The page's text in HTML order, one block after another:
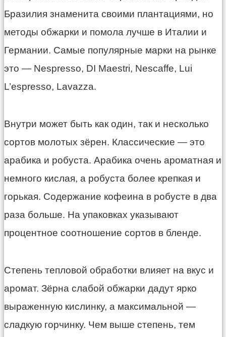
Бразилия знаменита своими плантациями, но
методы обжарки и помола лучше в Италии и
Германии. Самые популярные марки на рынке
это — Nespresso, DI Maestri, Nescaffe, Lui
L’espresso, Lavazza.
Внутри может быть как один, так и несколько
сортов молотых зёрен. Классические — это
арабика и робуста. Арабика очень ароматная и
немного кислая, а робуста более крепкая и
горькая. Содержание кофеина в робусте в два
раза больше. На упаковках указывают
процентное соотношение сортов в бленде.
Степень тепловой обработки влияет на вкус и
аромат. Зёрна слабой обжарки дадут ярко
выраженную кислинку, а максимальной —
сладкую горчинку. Чем выше степень, тем